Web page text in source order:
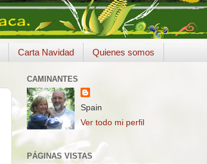
Carta Navidad Quienes somos
CAMINANTES
Spain
Ver todo mi perfil
PÁGINAS VISTAS